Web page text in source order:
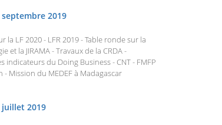
2019
LF 2020 - LFR 2019 - Table ronde sur la
et la JIRAMA - Travaux de la CRDA -
indicateurs du Doing Business - CNT - FMFP
Mission du MEDEF à Madagascar
2019